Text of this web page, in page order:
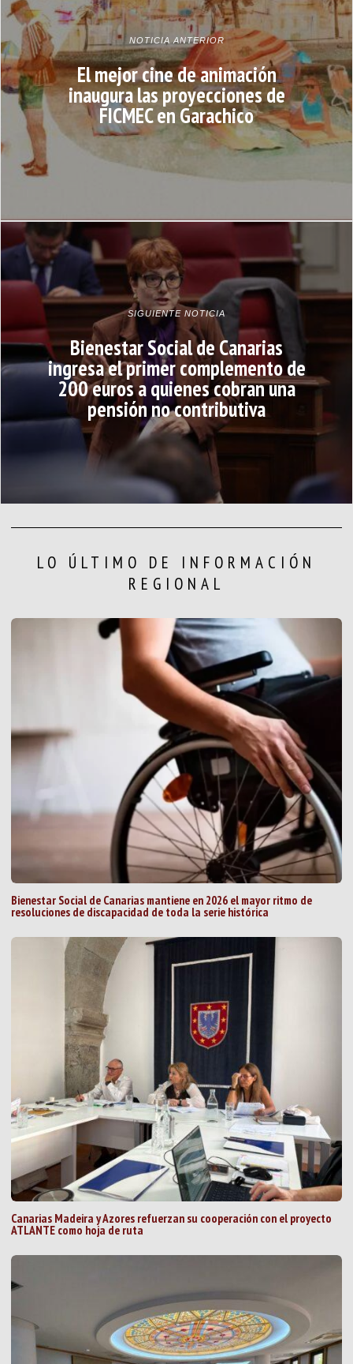
NOTICIA ANTERIOR
El mejor cine de animación
inaugura las proyecciones de
FICMEC en Garachico
SIGUIENTE NOTICIA
Bienestar Social de Canarias
ingresa el primer complemento de
200 euros a quienes cobran una
pensión no contributiva
LO ÚLTIMO DE INFORMACIÓN
REGIONAL
Bienestar Social de Canarias mantiene en 2026 el mayor ritmo de
resoluciones de discapacidad de toda la serie histórica
Canarias Madeira y Azores refuerzan su cooperación con el proyecto
ATLANTE como hoja de ruta